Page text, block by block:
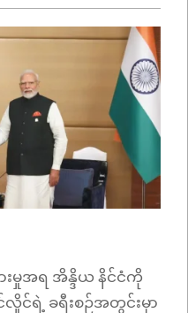
းမှုအရ အိန္ဒိယ နိင်ငံကို
လှိုင်ရဲ့ ခရီးစဉ်အတွင်းမှာ